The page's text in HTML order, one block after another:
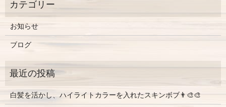
お知らせ
ブログ
白髪を活かし、ハイライトカラーを入れたスキンボブ👨‍🎨🎨